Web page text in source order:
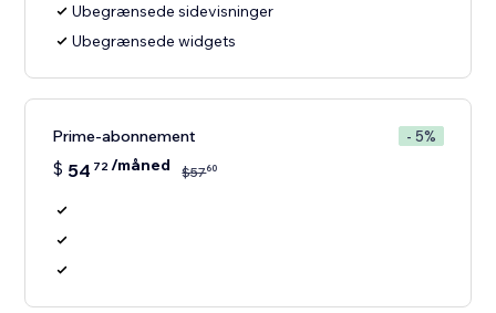
Ubegrænsede sidevisninger
Ubegrænsede widgets
Prime-abonnement - 5%
$ 54 72/måned $5760